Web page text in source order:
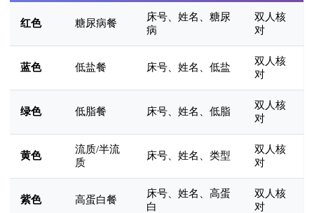
红色 糖尿病餐
床号、姓名、糖尿
病
双人核
对
蓝色 低盐餐 床号、姓名、低盐
双人核
对
绿色 低脂餐 床号、姓名、低脂
双人核
对
黄色
流质/半流
质
床号、姓名、类型
双人核
对
紫色 高蛋白餐
床号、姓名、高蛋
白
双人核
对